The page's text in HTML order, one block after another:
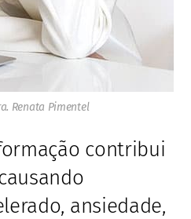
Renata Pimentel
contribui
ansiedade,